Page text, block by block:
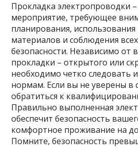
Прокладка электропроводки
мероприятие, требующее
планирования,
материалов и соблюдения
безопасности. Независимо от
прокладки – открытого или
необходимо четко следовать
нормам. Если вы не уверены в
обратиться к
Правильно выполненная
обеспечит безопасность
комфортное проживание на
Помните, безопасность